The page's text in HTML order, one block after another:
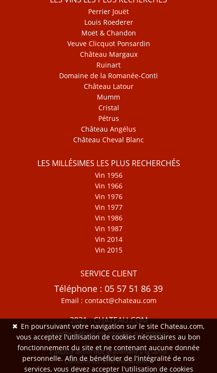
Perrier Jouët
Louis Roederer
Moët & Chandon
Veuve Clicquot Ponsardin
Château Margaux
Ruinart
Domaine de la Romanée-Conti
Château Latour
Mumm
Cristal
Pétrus
Château Angélus
Château Cheval Blanc
LES MILLÉSIMES LES PLUS RECHERCHÉS
Vin 1956
Vin 1966
Vin 1976
Vin 1977
Vin 1986
Vin 1987
Vin 2014
Vin 2015
SERVICE CLIENT
Téléphone : 05 57 51 86 39
Email : contact@chateau.com
2021 - CHATEAU.COM
La vente d'alcool est interdite aux mineurs.
L'abus d'alcool nuit gravement à la santé.
Consommez avec modération.
✖ En poursuivant votre navigation sur le site Chateau.com,
vous acceptez l'utilisation de cookies nécessaires au bon
fonctionnement du site et ne contenant aucune donnée
personnelle. Afin de bénéficier de l'intégralité de nos
services, vous devez accepter l'utilisation de cookies